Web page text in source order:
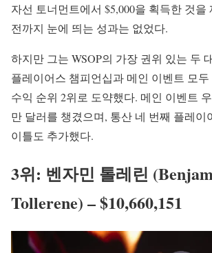
자선 토너먼트에서 $5,000을 획득한 것을
전까지 눈에 띄는 성과는 없었다.
하지만 그는 WSOP의 가장 권위 있는 두
플레이어스 챔피언십과 메인 이벤트 모
수익 순위 2위로 도약했다. 메인 이벤트
만 달러를 챙겼으며, 통산 네 번째 플레이
이틀도 추가했다.
3위: 벤자민 톨레린
Tollerene) – $10,660,151